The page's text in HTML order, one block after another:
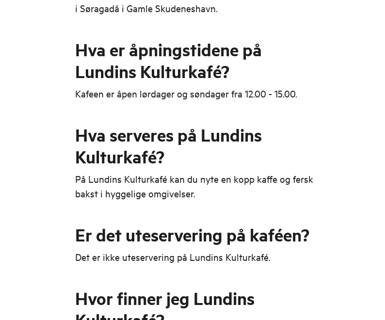
i Søragadå i Gamle Skudeneshavn.
Hva er åpningstidene på
Lundins Kulturkafé?
Kafeen er åpen lørdager og søndager fra 12.00 - 15.00.
Hva serveres på Lundins
Kulturkafé?
På Lundins Kulturkafé kan du nyte en kopp kaffe og fersk
bakst i hyggelige omgivelser.
Er det uteservering på kaféen?
Det er ikke uteservering på Lundins Kulturkafé.
Hvor finner jeg Lundins